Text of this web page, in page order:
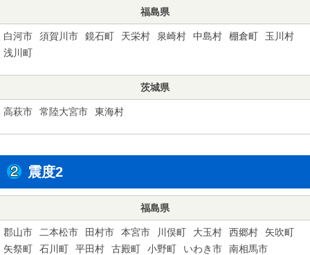
福島県
白河市 須賀川市 鏡石町 天栄村 泉崎村 中島村 棚倉町
玉川村
浅川町
茨城県
高萩市 常陸大宮市 東海村
震度2
福島県
郡山市 二本松市 田村市 本宮市 川俣町 大玉村 西郷村
矢吹町
矢祭町
石川町 平田村 古殿町 小野町 いわき市
南相馬市